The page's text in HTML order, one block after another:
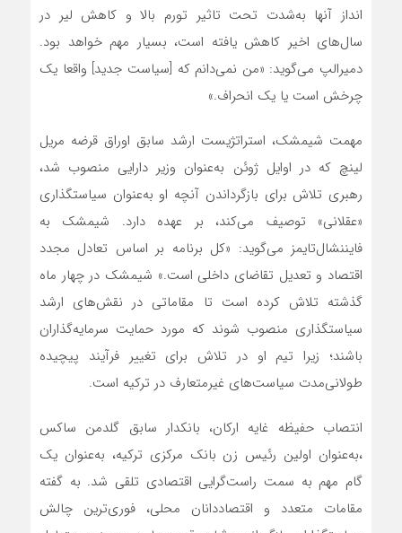
انداز آنها به‌شدت تحت تاثیر تورم بالا و کاهش لیر در
سال‌های اخیر کاهش یافته است، بسیار مهم خواهد بود.
دمیرالپ می‌گوید: «من نمی‌دانم که [سیاست جدید] واقعا یک
چرخش است یا یک انحراف.»
مهمت شیمشک، استراتژیست ارشد سابق اوراق قرضه مریل
لینچ که در اوایل ژوئن به‌عنوان وزیر دارایی منصوب شد،
رهبری تلاش برای بازگرداندن آنچه او به‌عنوان سیاستگذاری
«عقلانی» توصیف می‌کند، بر عهده دارد. شیمشک به
فایننشال‌تایمز می‌گوید: «کل برنامه بر اساس تعادل مجدد
اقتصاد و تعدیل تقاضای داخلی است.» شیمشک در چهار ماه
گذشته تلاش کرده است تا مقاماتی در نقش‌های ارشد
سیاستگذاری منصوب شوند که مورد حمایت سرمایه‌گذاران
باشند؛ زیرا تیم او در تلاش برای تغییر فرآیند پیچیده
طولانی‌مدت سیاست‌های غیرمتعارف در ترکیه است.
انتصاب حفیظه غایه ارکان، بانکدار سابق گلدمن ساکس
،به‌عنوان اولین رئیس زن بانک مرکزی ترکیه، به‌عنوان یک
گام مهم به سمت راست‌گرایی اقتصادی تلقی شد. به گفته
مقامات متعدد و اقتصاددانان محلی، فوری‌ترین چالش